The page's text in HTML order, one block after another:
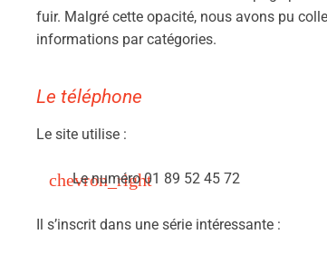
fuir. Malgré cette opacité, nous avons pu
informations par catégories.
Le téléphone
Le site utilise :
Le numéro 01 89 52 45 72
Il s’inscrit dans une série intéressante :